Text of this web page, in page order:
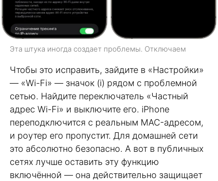
Эта штука иногда создает проблемы. Отключаем
Чтобы это исправить, зайдите в «Настройки»
— «Wi-Fi» — значок (i) рядом с проблемной
сетью. Найдите переключатель «Частный
адрес Wi-Fi» и выключите его. iPhone
переподключится с реальным MAC-адресом,
и роутер его пропустит. Для домашней сети
это абсолютно безопасно. А вот в публичных
сетях лучше оставить эту функцию
включённой — она действительно защищает